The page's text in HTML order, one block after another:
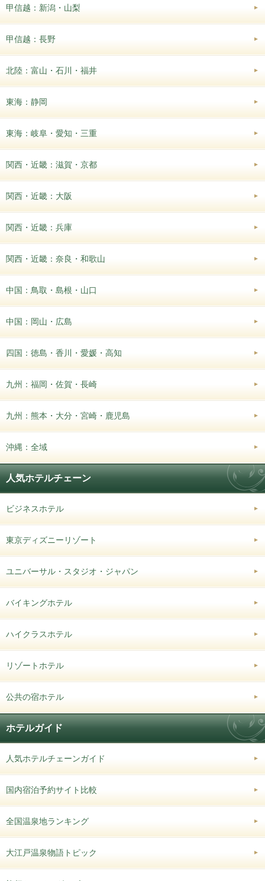
甲信越：新潟・山梨
甲信越：長野
北陸：富山・石川・福井
東海：静岡
東海：岐阜・愛知・三重
関西・近畿：滋賀・京都
関西・近畿：大阪
関西・近畿：兵庫
関西・近畿：奈良・和歌山
中国：鳥取・島根・山口
中国：岡山・広島
四国：徳島・香川・愛媛・高知
九州：福岡・佐賀・長崎
九州：熊本・大分・宮崎・鹿児島
沖縄：全域
人気ホテルチェーン
ビジネスホテル
東京ディズニーリゾート
ユニバーサル・スタジオ・ジャパン
バイキングホテル
ハイクラスホテル
リゾートホテル
公共の宿ホテル
ホテルガイド
人気ホテルチェーンガイド
国内宿泊予約サイト比較
全国温泉地ランキング
大江戸温泉物語トピック